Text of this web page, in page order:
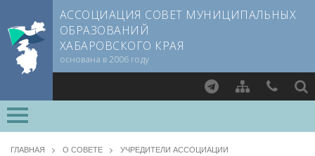
АССОЦИАЦИЯ СОВЕТ МУНИЦИПАЛЬНЫХ
ОБРАЗОВАНИЙ
ХАБАРОВСКОГО КРАЯ
основана в 2006 году
Найти
О СОВЕТЕ
ГЛАВНАЯ О СОВЕТЕ
УЧРЕДИТЕЛИ АССОЦИАЦИИ